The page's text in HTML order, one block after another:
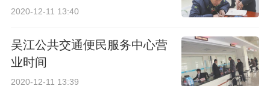
2020-12-11 13:40
吴江公共交通便民服务中心营
业时间
2020-12-11 13:39